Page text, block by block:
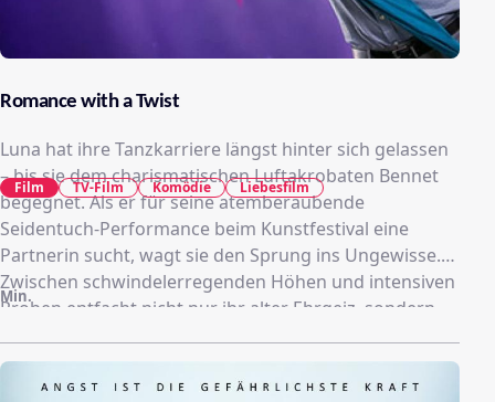
Romance with a Twist
Luna hat ihre Tanzkarriere längst hinter sich gelassen
– bis sie dem charismatischen Luftakrobaten Bennet
begegnet. Als er für seine atemberaubende
Seidentuch-Performance beim Kunstfestival eine
Partnerin sucht, wagt sie den Sprung ins Ungewisse.
Zwischen schwindelerregenden Höhen und intensiven
Proben entfacht nicht nur ihr alter Ehrgeiz, sondern
Fallen zu tun hat. Doch kann Luna ihre Zweifel
überwinden und mit Bennet gemeinsam die Bühne
Min.
Film TV-Film Komödie Liebesfilm